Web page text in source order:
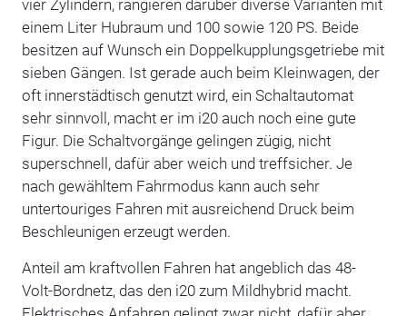
vier Zylindern, rangieren darüber diverse Varianten mit
einem Liter Hubraum und 100 sowie 120 PS. Beide
besitzen auf Wunsch ein Doppelkupplungsgetriebe mit
sieben Gängen. Ist gerade auch beim Kleinwagen, der
oft innerstädtisch genutzt wird, ein Schaltautomat
sehr sinnvoll, macht er im i20 auch noch eine gute
Figur. Die Schaltvorgänge gelingen zügig, nicht
superschnell, dafür aber weich und treffsicher. Je
nach gewähltem Fahrmodus kann auch sehr
untertouriges Fahren mit ausreichend Druck beim
Beschleunigen erzeugt werden.
Anteil am kraftvollen Fahren hat angeblich das 48-
Volt-Bordnetz, das den i20 zum Mildhybrid macht.